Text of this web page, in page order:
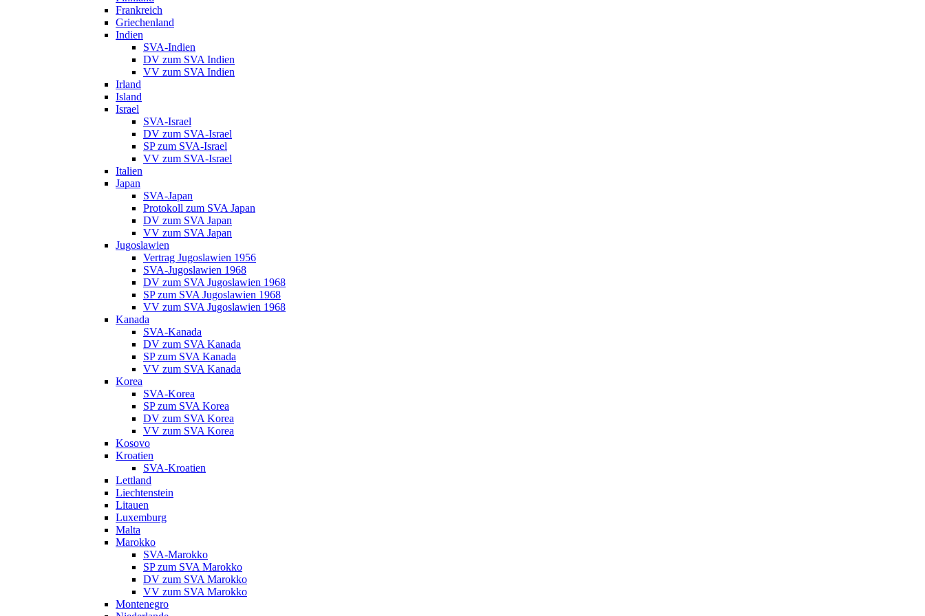
Frankreich
Griechenland
Indien
SVA-Indien
DV zum SVA Indien
VV zum SVA Indien
Irland
Island
Israel
SVA-Israel
DV zum SVA-Israel
SP zum SVA-Israel
VV zum SVA-Israel
Italien
Japan
SVA-Japan
Protokoll zum SVA Japan
DV zum SVA Japan
VV zum SVA Japan
Jugoslawien
Vertrag Jugoslawien 1956
SVA-Jugoslawien 1968
DV zum SVA Jugoslawien 1968
SP zum SVA Jugoslawien 1968
VV zum SVA Jugoslawien 1968
Kanada
SVA-Kanada
DV zum SVA Kanada
SP zum SVA Kanada
VV zum SVA Kanada
Korea
SVA-Korea
SP zum SVA Korea
DV zum SVA Korea
VV zum SVA Korea
Kosovo
Kroatien
SVA-Kroatien
Lettland
Liechtenstein
Litauen
Luxemburg
Malta
Marokko
SVA-Marokko
SP zum SVA Marokko
DV zum SVA Marokko
VV zum SVA Marokko
Montenegro